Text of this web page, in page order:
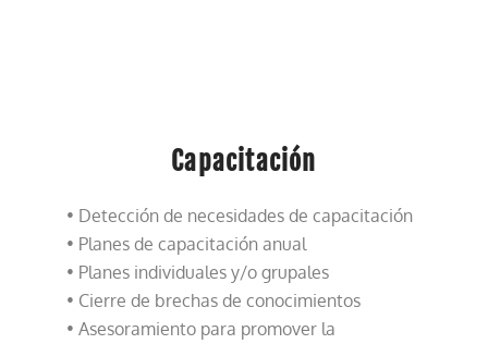
Capacitación
• Detección de necesidades de capacitación
• Planes de capacitación anual
• Planes individuales y/o grupales
• Cierre de brechas de conocimientos
• Asesoramiento para promover la